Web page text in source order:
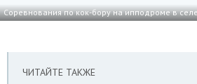
Соревнования по кок-бору на ипподроме в
ЧИТАЙТЕ ТАКЖЕ